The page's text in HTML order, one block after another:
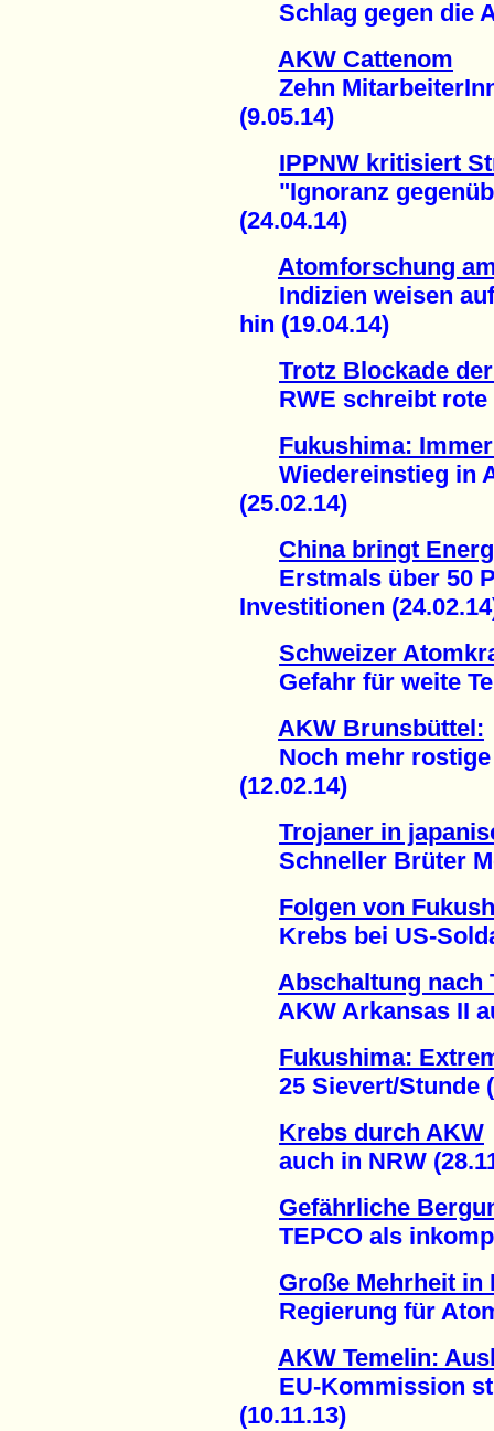
Schlag gegen die
AKW Cattenom
Zehn
(9.05.14)
IPPNW kritisiert
"Ignoranz
(24.04.14)
Atomforschung
Indizien weisen auf
hin (19.04.14)
Trotz Blockade
RWE schreibt rote
Fukushima:
Wiedereinstieg in
(25.02.14)
China bringt
Erstmals über 50
Investitionen
Schweizer
Gefahr für weite
AKW Brunsbüttel:
Noch mehr rostige
(12.02.14)
Trojaner in
Schneller Brüter
Folgen von
Krebs bei US-
Abschaltung nach
AKW Arkansas II
Fukushima:
25 Sievert/Stunde
Krebs durch AKW
auch in NRW
Gefährliche
TEPCO als
Große Mehrheit in
Regierung für
AKW Temelin:
EU-Kommission
(10.11.13)